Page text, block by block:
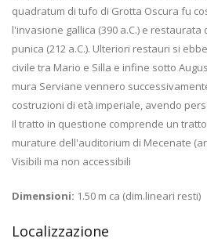
quadratum di tufo di Grotta Oscura fu
l'invasione gallica (390 a.C.) e
punica (212 a.C.). Ulteriori restauri si
civile tra Mario e Silla e infine sotto
mura Serviane vennero
costruzioni di età imperiale, avendo
Il tratto in questione comprende un
murature dell'auditorium di Mecenate
Visibili ma non accessibili
Dimensioni: 1.50 m ca (dim.lineari resti)
Localizzazione